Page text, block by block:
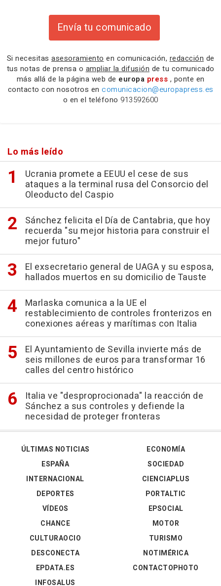
Envía tu comunicado
Si necesitas asesoramiento en comunicación, redacción de
tus notas de prensa o ampliar la difusión de tu comunicado
más allá de la página web de europa press , ponte en
contacto con nosotros en comunicacion@europapress.es
o en el teléfono 913592600
Lo más leído
Ucrania promete a EEUU el cese de sus
ataques a la terminal rusa del Consorcio del
Oleoducto del Caspio
Sánchez felicita el Día de Cantabria, que hoy
recuerda "su mejor historia para construir el
mejor futuro"
El exsecretario general de UAGA y su esposa,
hallados muertos en su domicilio de Tauste
Marlaska comunica a la UE el
restablecimiento de controles fronterizos en
conexiones aéreas y marítimas con Italia
El Ayuntamiento de Sevilla invierte más de
seis millones de euros para transformar 16
calles del centro histórico
Italia ve "desproprocionada" la reacción de
Sánchez a sus controles y defiende la
necesidad de proteger fronteras
ÚLTIMAS NOTICIAS
ESPAÑA
INTERNACIONAL
DEPORTES
VÍDEOS
ECONOMÍA
SOCIEDAD
CIENCIAPLUS
PORTALTIC
EPSOCIAL
CHANCE
CULTURAOCIO
DESCONECTA
EPDATA.ES
INFOSALUS
MOTOR
TURISMO
NOTIMÉRICA
CONTACTOPHOTO